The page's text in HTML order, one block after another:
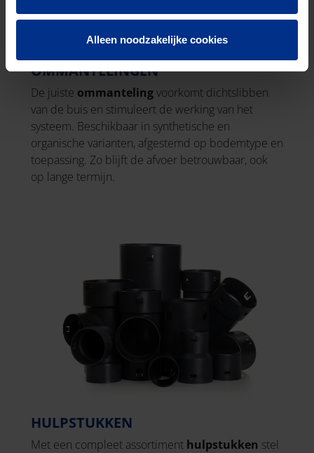
Alleen noodzakelijke cookies
OMMANTELINGEN
De juiste ommantelingvoorkomt dichtslibben
van de buis en stimuleert de werking van het
systeem. Beschikbaar in synthetische en
organische varianten, afgestemd op bodemtype en
toepassing. Zo blijft de afvoer betrouwbaar, ook
op lange termijn.
HULPSTUKKEN
Met een compleet assortiment hulpstukken stel